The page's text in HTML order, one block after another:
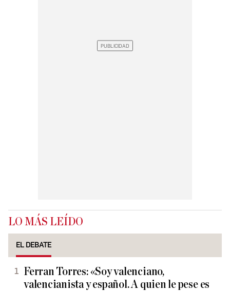
LO MÁS LEÍDO
EL DEBATE
Ferran Torres: «Soy valenciano,
valencianista y español. A quien le pese es